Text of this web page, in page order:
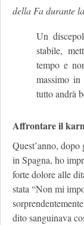
della Fa durante
Un
stabile,
tempo e
massimo in
tutto andrà
Affrontare il
Quest’anno,
in Spagna, ho
forte dolore alle
stata “Non mi
dito sanguinava